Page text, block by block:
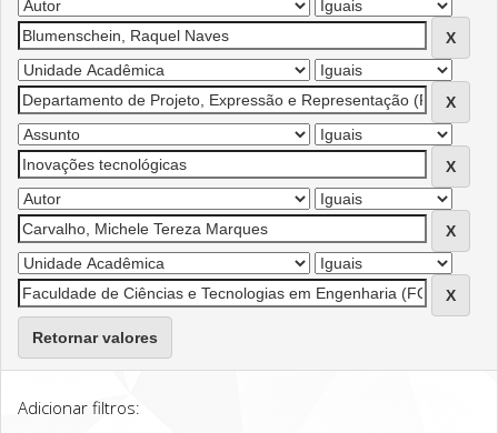
Retornar valores
Adicionar filtros: